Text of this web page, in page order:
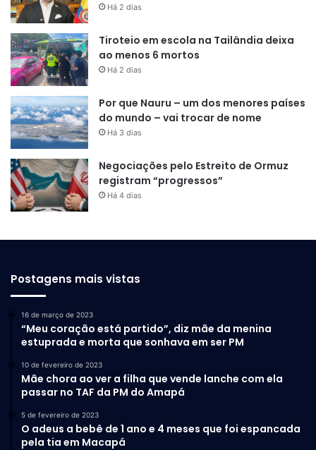
Há 2 dias
Tiroteio em escola na Tailândia deixa
ao menos 6 mortos
Há 2 dias
Por que Nauru – um dos menores países
do mundo – vai trocar de nome
Há 3 dias
Negociações pelo Estreito de Ormuz
registram “progressos”
Há 4 dias
Postagens mais vistas
16 de março de 2023
“Meu coração está partido”, diz mãe da menina
estuprada e morta que sonhava em ser PM
10 de fevereiro de 2023
Mãe chora ao ver a filha que vende lanche com ela
passar no TAF da PM do Amapá
5 de fevereiro de 2023
O adeus a bebê de 1 ano e 4 meses que foi espancada
pela tia em Macapá